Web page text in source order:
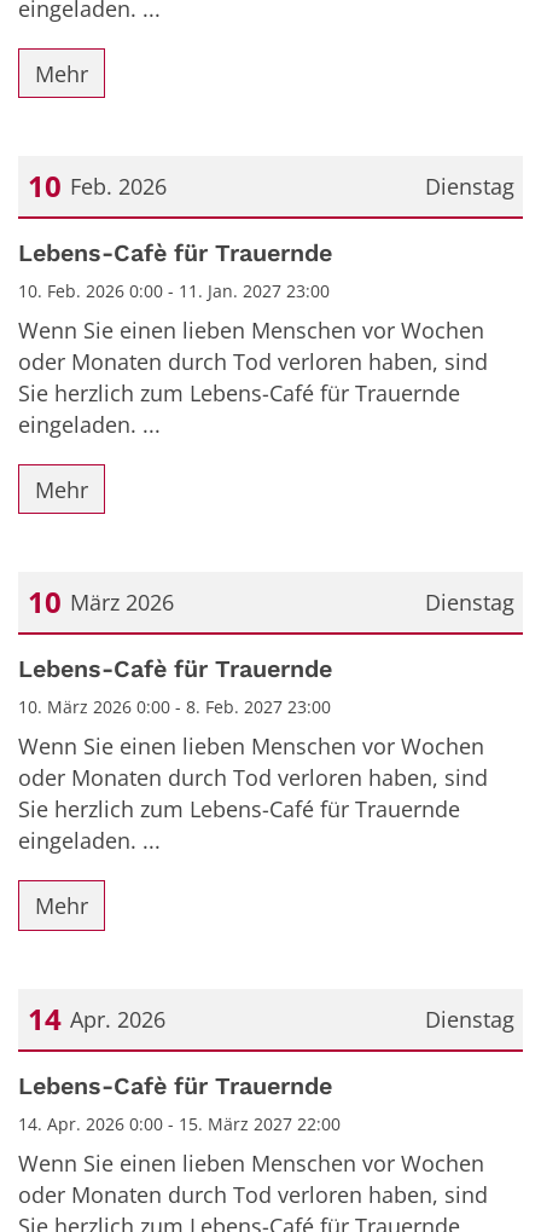
eingeladen. ...
Mehr
Dienstag
10 Feb. 2026
Datum: 10. Februar 2026
Lebens-Cafè für Trauernde
10. Feb. 2026 0:00 - 11. Jan. 2027 23:00
Wenn Sie einen lieben Menschen vor Wochen
oder Monaten durch Tod verloren haben, sind
Sie herzlich zum Lebens-Café für Trauernde
eingeladen. ...
Mehr
Dienstag
10 März 2026
Datum: 10. März 2026
Lebens-Cafè für Trauernde
10. März 2026 0:00 - 8. Feb. 2027 23:00
Wenn Sie einen lieben Menschen vor Wochen
oder Monaten durch Tod verloren haben, sind
Sie herzlich zum Lebens-Café für Trauernde
eingeladen. ...
Mehr
Dienstag
14 Apr. 2026
Datum: 14. April 2026
Lebens-Cafè für Trauernde
14. Apr. 2026 0:00 - 15. März 2027 22:00
Wenn Sie einen lieben Menschen vor Wochen
oder Monaten durch Tod verloren haben, sind
Sie herzlich zum Lebens-Café für Trauernde